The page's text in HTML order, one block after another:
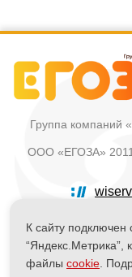
Группа компаний
ООО «ЕГОЗА»
Политика в
Информация на
К сайту подключен
“Яндекс.Метрика”,
файлы cookie .